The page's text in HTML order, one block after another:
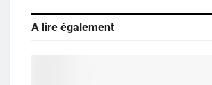
A lire également